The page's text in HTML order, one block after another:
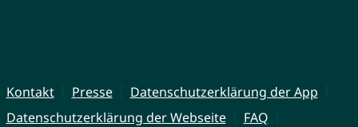
Kontakt Presse
Datenschutzerklärung der App
Datenschutzerklärung der Webseite
FAQ